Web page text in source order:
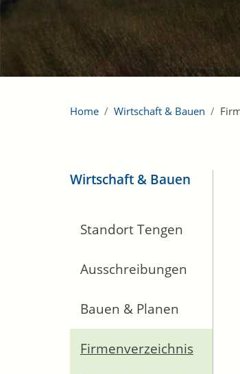
Home Wirtschaft & Bauen
Wirtschaft & Bauen
Standort Tengen
Ausschreibungen
Bauen & Planen
Firmenverzeichnis